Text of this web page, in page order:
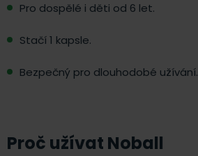
Pro dospělé i děti od 6 let.
Stačí 1 kapsle.
Bezpečný pro dlouhodobé užívání.
Proč užívat Noball